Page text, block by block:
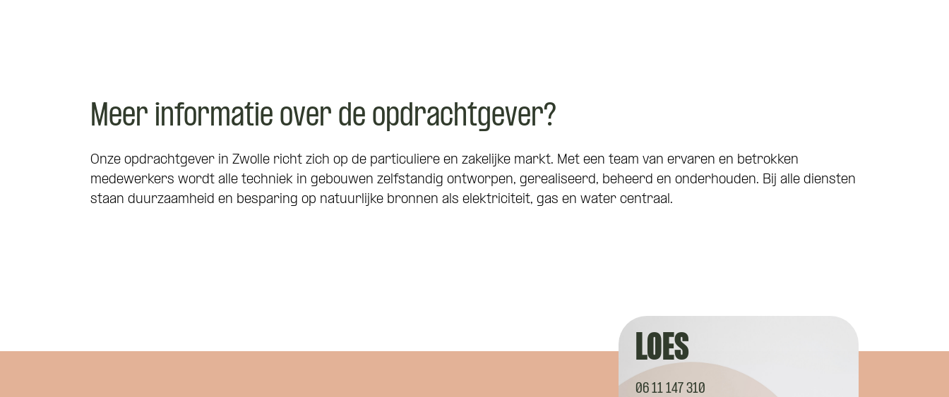
Meer informatie over de opdrachtgever?
Onze opdrachtgever in Zwolle richt zich op de particuliere en zakelijke markt. Met een team van ervaren en betrokken
medewerkers wordt alle techniek in gebouwen zelfstandig ontworpen, gerealiseerd, beheerd en onderhouden. Bij alle diensten
staan duurzaamheid en besparing op natuurlijke bronnen als elektriciteit, gas en water centraal.
LOES
06 11 147 310